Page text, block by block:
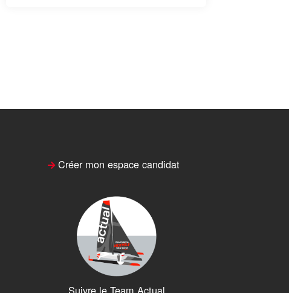
Créer mon espace candidat
Suivre le Team Actual